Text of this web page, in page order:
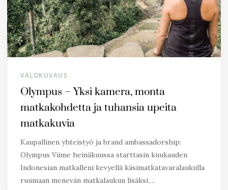
VALOKUVAUS
Olympus – Yksi kamera, monta
matkakohdetta ja tuhansia upeita
matkakuvia
Kaupallinen yhteistyö ja brand ambassadorship:
Olympus Viime heinäkuussa starttasin kuukauden
Indonesian matkalleni kevyellä käsimatkatavaralaukulla
ruumaan menevän matkalaukun lisäksi.…